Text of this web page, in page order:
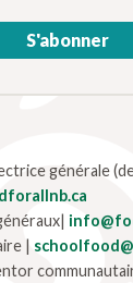
S'abonner
générale
|